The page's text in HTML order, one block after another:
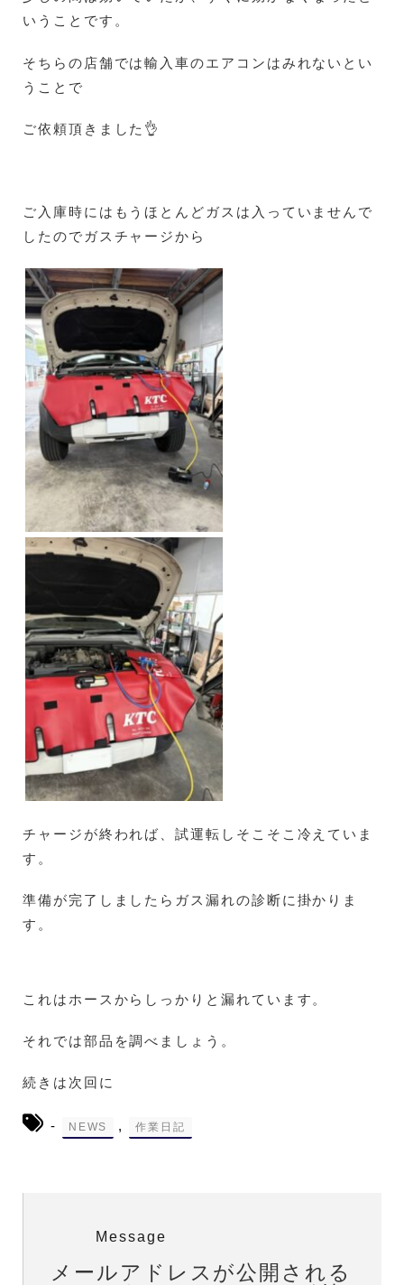
いうことです。
そちらの店舗では輸入車のエアコンはみれないとい
うことで
ご依頼頂きました👌
ご入庫時にはもうほとんどガスは入っていませんで
したのでガスチャージから
チャージが終われば、試運転しそこそこ冷えていま
す。
準備が完了しましたらガス漏れの診断に掛かりま
す。
これはホースからしっかりと漏れています。
それでは部品を調べましょう。
続きは次回に
- NEWS , 作業日記
Message
メールアドレスが公開される